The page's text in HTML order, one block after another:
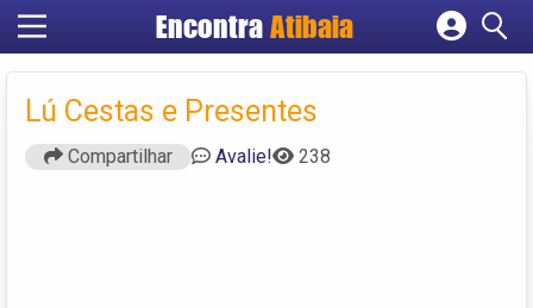
Encontra Atibaia
Cadastrar empresa
Criar conta
Lú Cestas e Presentes
Compartilhar Avalie! 238